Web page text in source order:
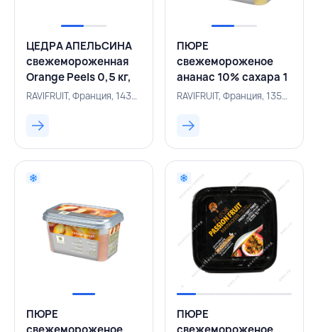
ЦЕДРА АПЕЛЬСИНА
свежемороженная
Orange Peels 0,5 кг,
RAVIFRUIT, ФРАНЦИЯRAVIFRUIT, Франция, 143000591
ПЮРЕ
свежемороженое
ананас 10% сахара 1
кг,RAVIFRUIT,ФРАНЦИЯRAVIFRUIT, Франция, 135000164
ПЮРЕ
ПЮРЕ